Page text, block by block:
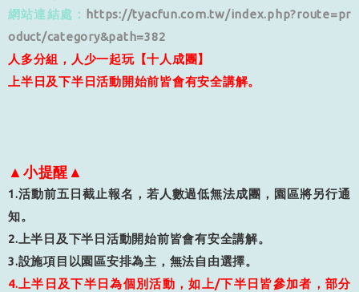
網站連結處： https://tyacfun.com.tw/index.php?route=pr
oduct/category&path=382
人多分組，人少一起玩【十人成團】
上半日及下半日活動開始前皆會有安全講解。
▲小提醒▲
1.活動前五日截止報名，若人數過低無法成團，園區將另行通
知。
2. 上半日及下半日活動開始前皆會有安全講解。
3.設施項目以園區安排為主，無法自由選擇。
4. 上半日及下半日為個別活動，如上/下半日皆參加者，部分